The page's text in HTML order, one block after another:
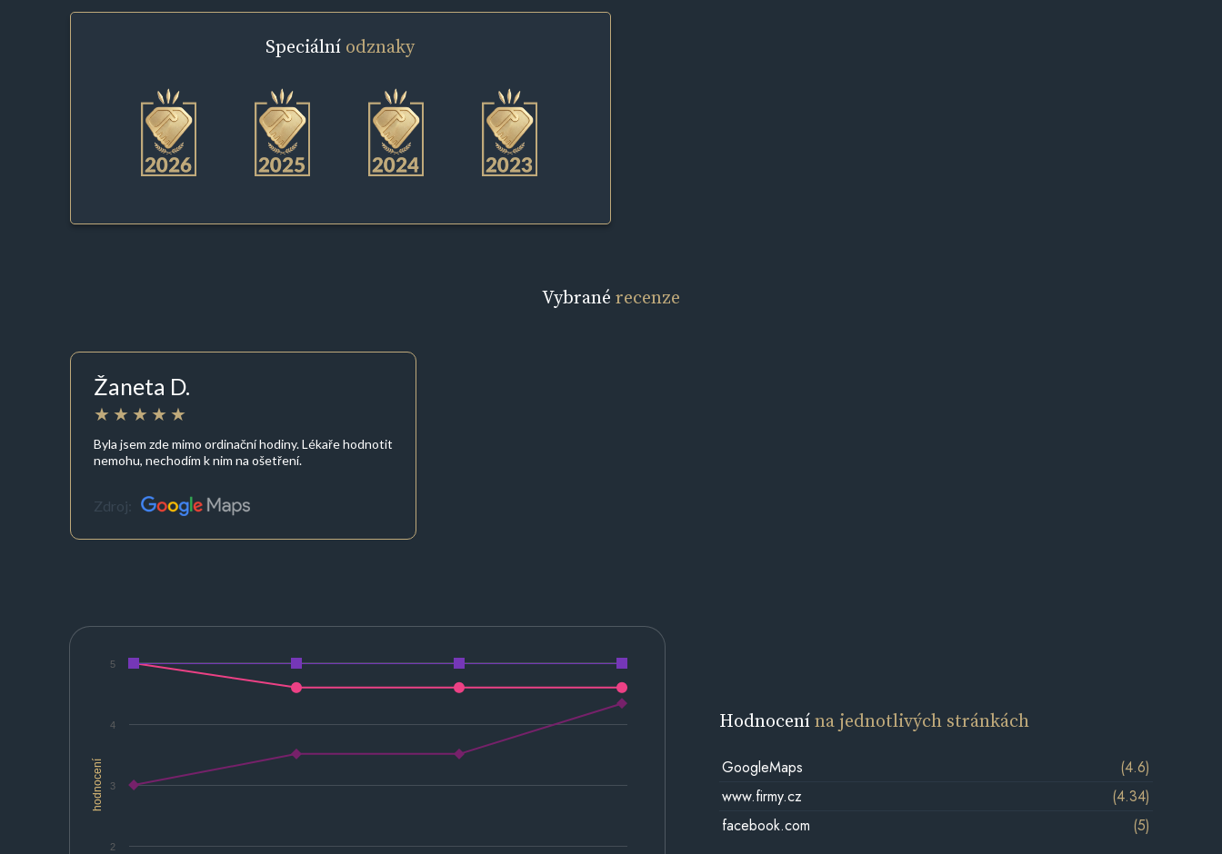
Speciální odznaky
Vybrané recenze
Žaneta D.
Byla jsem zde mimo ordinační hodiny. Lékaře hodnotit
nemohu, nechodím k nim na ošetření.
Zdroj:
hodnocení
2
3
4
5
Hodnocenína jednotlivých stránkách
GoogleMaps
(4.6)
www.firmy.cz
(4.34)
facebook.com
(5)